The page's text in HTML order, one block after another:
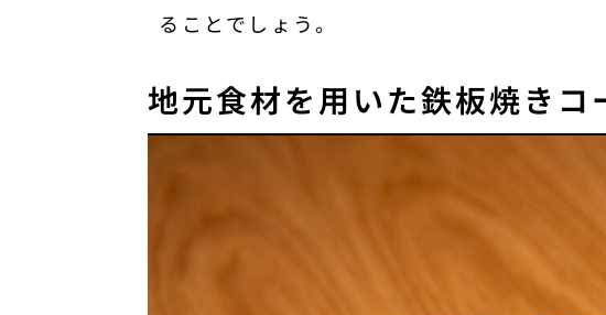
ることでしょう。
地元食材を用いた鉄板焼きコ